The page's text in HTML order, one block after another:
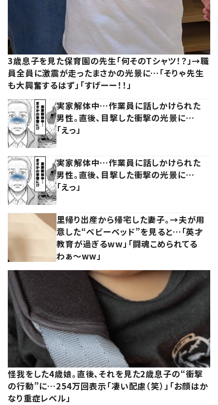
3歳息子を見た保育園の先生「何そのTシャツ！？」→職
員全員に激震が走ったまさかの光景に…「そりゃ先生
も大興奮するはず」「すげーー！！」
実家解体中…作業員に話しかけられた
男性。直後、目撃した衝撃の光景に…
「えっ」
実家解体中…作業員に話しかけられた
男性。直後、目撃した衝撃の光景に…
「えっ」
里帰り出産から帰宅した妻子。→夫が用
意した“ベビーベッド”を見ると…「英才
教育が過ぎるww」「闘魂こめられてる
わぁ～ww」
怪我をした4歳娘。直後、それを見た2歳息子の“衝撃
の行動”に…254万回表示「凄い配慮（笑）」「お顔はか
なり重症レベル」